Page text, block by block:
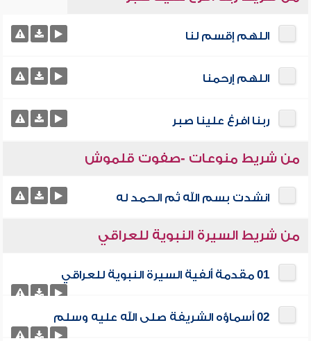
اللهم إقسم لنا
اللهم إرحمنا
ربنا افرغ علينا صبر
من شريط منوعات -صفوت قلموش
انشدت بسم الله ثم الحمد له
من شريط السيرة النبوية للعراقي
01 مقدمة ألفية السيرة النبوية للعراقي
02 أسماؤه الشريفة صلى الله عليه وسلم